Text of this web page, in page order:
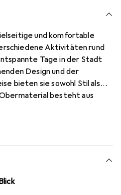
und komfortable
Aktivitäten rund
Tage in der Stadt
Design und der
bieten sie sowohl Stil als
besteht aus
ist, was für eine gute
zusätzlichen Komfort
mit Glitzer-Mesh-
modische Note. Diese
konzipiert und bieten eine